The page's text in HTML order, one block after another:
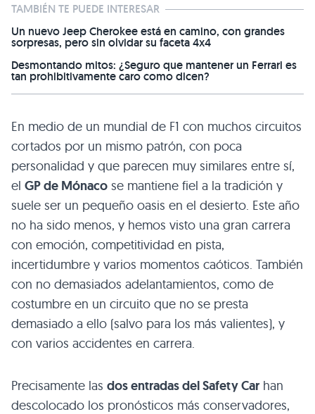
TAMBIÉN TE PUEDE INTERESAR
Un nuevo Jeep Cherokee está en camino, con grandes
sorpresas, pero sin olvidar su faceta 4x4
Desmontando mitos: ¿Seguro que mantener un Ferrari es
tan prohibitivamente caro como dicen?
En medio de un mundial de F1 con muchos circuitos
cortados por un mismo patrón, con poca
personalidad y que parecen muy similares entre sí,
el GP de Mónaco se mantiene fiel a la tradición y
suele ser un pequeño oasis en el desierto. Este año
no ha sido menos, y hemos visto una gran carrera
con emoción, competitividad en pista,
incertidumbre y varios momentos caóticos. También
con no demasiados adelantamientos, como de
costumbre en un circuito que no se presta
demasiado a ello (salvo para los más valientes), y
con varios accidentes en carrera.
Precisamente las dos entradas del Safety Car han
descolocado los pronósticos más conservadores,